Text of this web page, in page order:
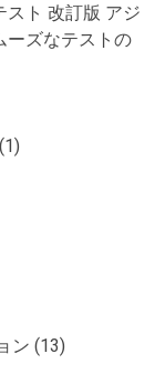
スト 改訂版 アジ
ーズなテストの
(1)
ン (13)